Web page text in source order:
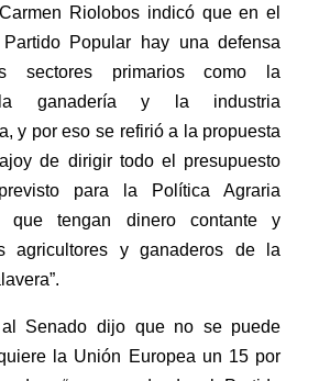
Riolobos indicó que en el
Popular hay una defensa
sectores primarios como la
la ganadería y la industria
y por eso se refirió a la propuesta
de dirigir todo el presupuesto
para la Política Agraria
que tengan dinero contante y
agricultores y ganaderos de la
al Senado dijo que no se puede
la Unión Europea un 15 por